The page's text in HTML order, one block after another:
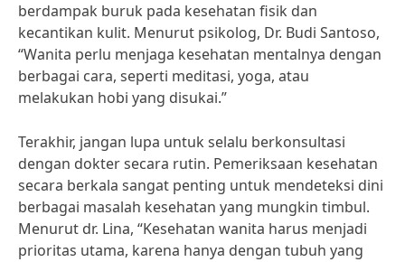
berdampak buruk pada kesehatan fisik dan
kecantikan kulit. Menurut psikolog, Dr. Budi Santoso,
“Wanita perlu menjaga kesehatan mentalnya dengan
berbagai cara, seperti meditasi, yoga, atau
melakukan hobi yang disukai.”
Terakhir, jangan lupa untuk selalu berkonsultasi
dengan dokter secara rutin. Pemeriksaan kesehatan
secara berkala sangat penting untuk mendeteksi dini
berbagai masalah kesehatan yang mungkin timbul.
Menurut dr. Lina, “Kesehatan wanita harus menjadi
prioritas utama, karena hanya dengan tubuh yang